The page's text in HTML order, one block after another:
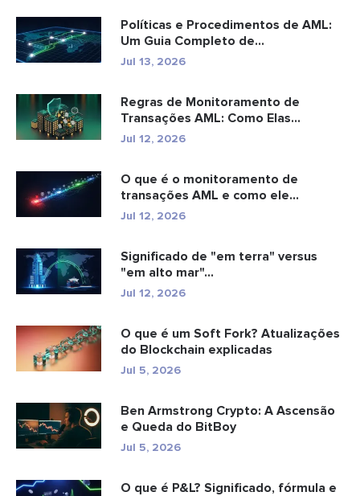
Políticas e Procedimentos de AML:
Um Guia Completo de
Conformidade
Jul 13, 2026
Regras de Monitoramento de
Transações AML: Como Elas
Detectam Cr...
Jul 12, 2026
O que é o monitoramento de
transações AML e como ele
funciona?
Jul 12, 2026
Significado de "em terra" versus
"em alto mar"...
Jul 12, 2026
O que é um Soft Fork? Atualizações
do Blockchain explicadas
Jul 5, 2026
Ben Armstrong Crypto: A Ascensão
e Queda do BitBoy
Jul 5, 2026
O que é P&L? Significado, fórmula e